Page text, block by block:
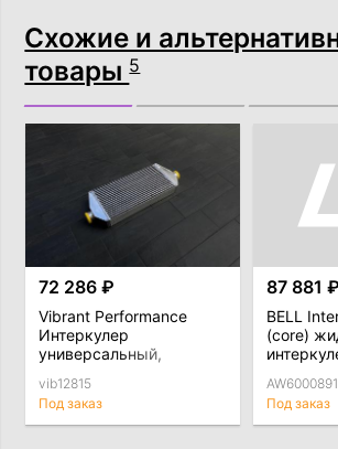
Схожие и
товары5
72 286 ₽
Vibrant Performance
Интеркулер
универсальный,
(Вход / выход 76мм)
vib12815
Под заказ
87 881 ₽
BELL
(core)
Под заказ